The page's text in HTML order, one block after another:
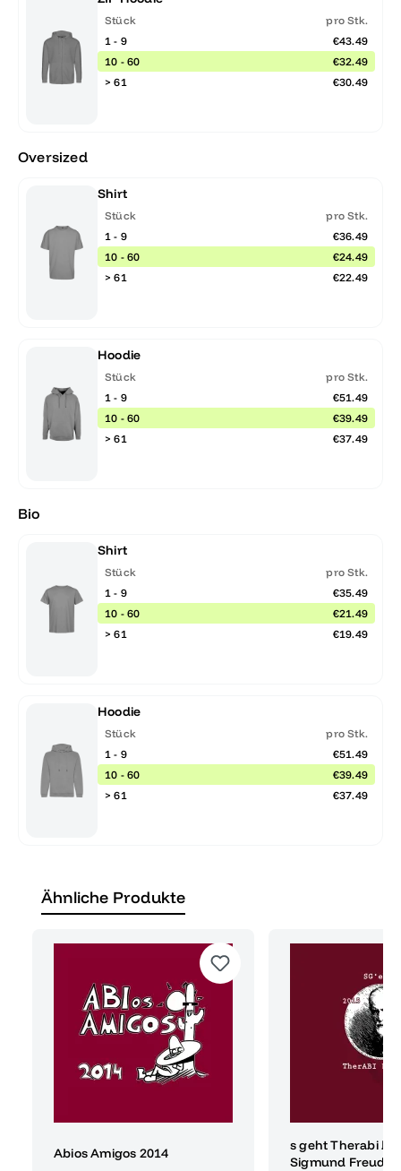
Stück
pro Stk.
1 - 9
€43.49
10 - 60
€32.49
> 61
€30.49
Oversized
Shirt
Stück
pro Stk.
1 - 9
€36.49
10 - 60
€24.49
> 61
€22.49
Hoodie
Stück
pro Stk.
1 - 9
€51.49
10 - 60
€39.49
> 61
€37.49
Bio
Shirt
Stück
pro Stk.
1 - 9
€35.49
10 - 60
€21.49
> 61
€19.49
Hoodie
Stück
pro Stk.
1 - 9
€51.49
10 - 60
€39.49
> 61
€37.49
Ähnliche Produkte
Abios Amigos 2014
s geht Therabi
Sigmund Freud